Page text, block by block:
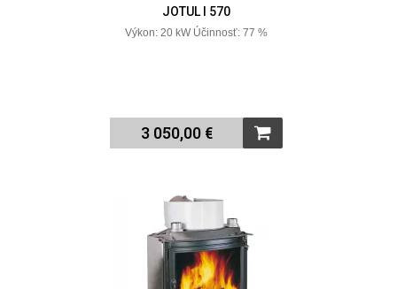
JOTUL I 570
Výkon: 20 kW Účinnosť: 77 %
3 050,00 €